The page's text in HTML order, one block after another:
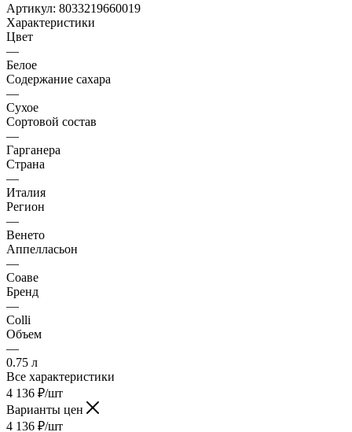
Артикул: 8033219660019
Характеристики
Цвет
—
Белое
Содержание сахара
—
Сухое
Сортовой состав
—
Гарганера
Страна
—
Италия
Регион
—
Венето
Аппелласьон
—
Соаве
Бренд
—
Colli
Объем
—
0.75 л
Все характеристики
4 136 ₽/шт
Варианты цен
4 136 ₽/шт